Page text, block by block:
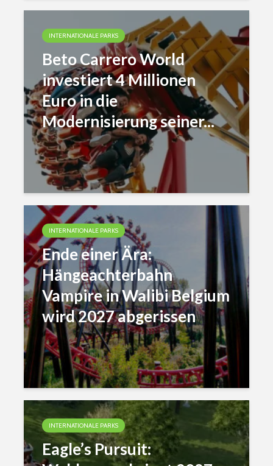
INTERNATIONALE PARKS
Beto Carrero World
investiert 4 Millionen
Euro in die
Modernisierung seiner...
INTERNATIONALE PARKS
Ende einer Ära:
Hängeachterbahn
Vampire in Walibi Belgium
wird 2027 abgerissen
INTERNATIONALE PARKS
Eagle’s Pursuit: